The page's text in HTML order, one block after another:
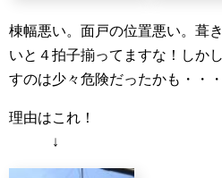
棟幅悪い。面戸の位置悪い。葺
いと４拍子揃ってますな！しか
すのは少々危険だったかも・・・
理由はこれ！
↓